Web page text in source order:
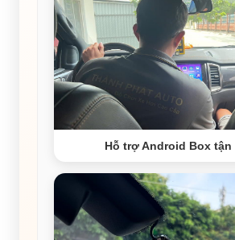
Hỗ trợ Android Box tận